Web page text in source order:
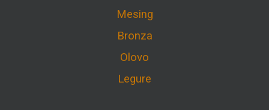
Mesing
Bronza
Olovo
Legure